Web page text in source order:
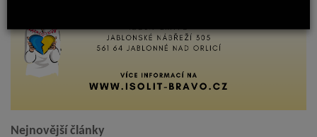
Nejnovější články